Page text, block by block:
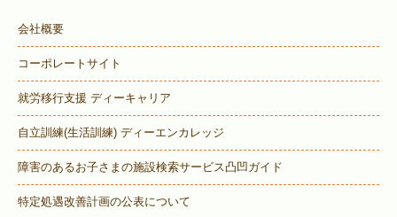
会社概要
コーポレートサイト
就労移行支援 ディーキャリア
自立訓練(生活訓練) ディーエンカレッジ
障害のあるお子さまの施設検索サービス凸凹ガイド
特定処遇改善計画の公表について